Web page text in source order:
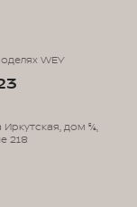
WEY
дом 5/6,
218